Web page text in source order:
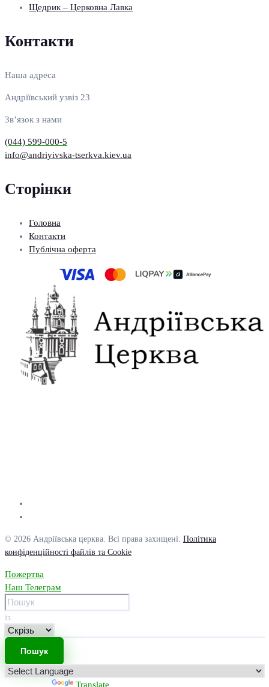
Щедрик – Церковна Лавка
Контакти
Наша адреса
Андріївський узвіз 23
Зв’язок з нами
(044) 599-000-5
info@andriyivska-tserkva.kiev.ua
Сторінки
Головна
Контакти
Публічна оферта
© 2026 Андріївська церква. Всі права захищені. Політика
конфіденційності файлів та Cookie
Пожертва
Наш Телеграм
із
Translate